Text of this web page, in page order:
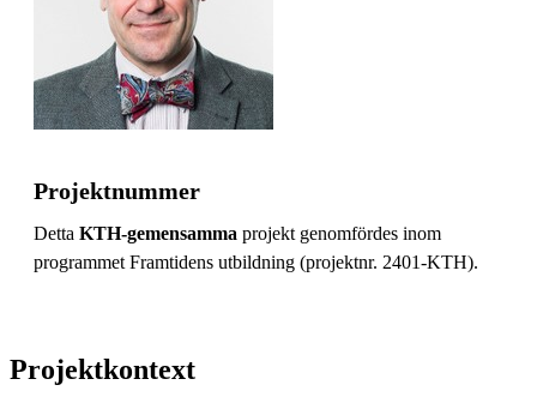
Projektnummer
Detta KTH-gemensamma projekt genomfördes inom
programmet Framtidens utbildning (projektnr. 2401-KTH).
Projektkontext